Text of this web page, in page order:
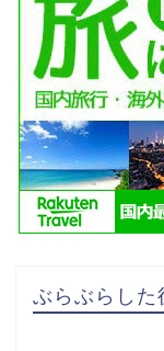
ぶらぶらした